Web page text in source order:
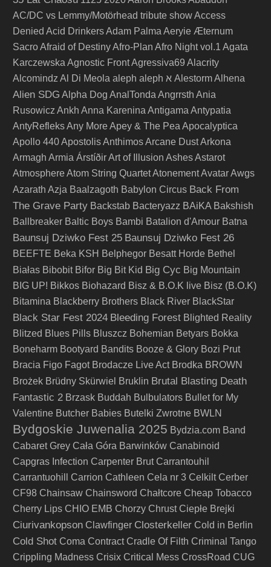
AC/DC vs Lemmy/Motörhead tribute showAccess
Denied Acid DrinkersAdam Palma Aeryie Æternum
SacroAfraid of DestinyAfro-Plan Afro Night vol.1 Agata
Karczewska Agnostic FrontAgressiva69 Alacrity
Alcomindz Al Di Meola aleph aleph א AlestormAlhena
Alien SDG Alpha Dog AnalTonda Angrrsth Ania
Rusowicz Ankh Anna Karenina Antigama Antypatia
AntyRefleksAny MoreApey & The Pea Apocalyptica
Apollo 440Apostolis AnthimosArcane DustArkona
Armagh Armia ÁrstíðirArt of Illusion AshesAstarot
AtmosphereAtom String QuartetAtonementAvatarAwgs
Azarath Azja Baalzagoth Babylon Circus Back From
The Grave Party Backstab Bacteryazz BAiKA Bakshish
Ballbreaker Baltic Boys Bambi Batalion d'Amour Batna
Baunsuj Dziwko Fest 25 Baunsuj Dziwko Fest 26
BEEFTE Beka KSH Belphegor Besatt Horde Bethel
Białas Bibobit Bifor Big Bit Kid Big Cyc Big Mountain
BIG UP! Bikkos Biohazard Bisz & B.O.K live Bisz (B.O.K)
Bitamina Blackberry Brothers Black River BlackStar
Black Star Fest 2024 Bleeding Forest Blighted Reality
Blitzed Blues Pills Bluszcz Bohemian Betyars Bokka
Boneharm Bootyard Bandits Booze & Glory Bozi Prut
Bracia Figo Fagot Brodacze Live Act Brodka BROWN
Brożek Brüdny Skürwiel Bruklin Brutal Blasting Death
Fantastic 2 Brzask Buddah Bulbulators Bullet for My
Valentine Butcher Babies Butelki Zwrotne BWLN
Bydgoskie Juwenalia 2025 Bydzia.com Band
Cabaret Grey Cała Góra Barwinków Canabinoid
Capgras Infection Carpenter Brut Carrantouhil
Carrantuohill
Carrion Cathleen Cela nr 3 Celkilt Cerber
CF98 Chainsaw Chainsword Chałtcore Cheap Tobacco
Cherry Lips CHIO EMB Chorzy Chrust Ciepłe Brejki
Ciurivankopson Clawfinger Closterkeller Cold in Berlin
Cold Shot Coma Contract Cradle Of Filth Criminal Tango
Crippling Madness Crisix Critical Mess CrossRoad CUG